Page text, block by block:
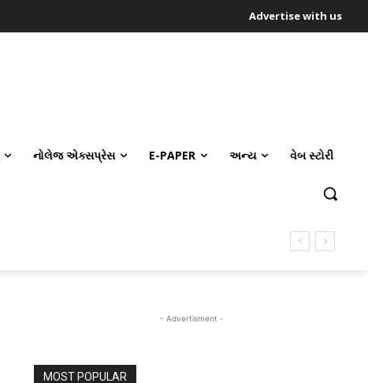
Advertise with us
નોલેજ એક્સપ્રેસ E-PAPER અન્ય વેબ સ્ટોરી
- Advertisment -
MOST POPULAR